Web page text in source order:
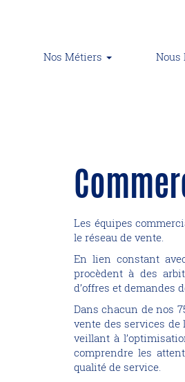
Nos Métiers Nous
Les équipes
le réseau de vente.
En lien constant
procèdent à des
d’offres et demandes
Dans chacun de nos
vente des services
veillant à
comprendre les
qualité de service.